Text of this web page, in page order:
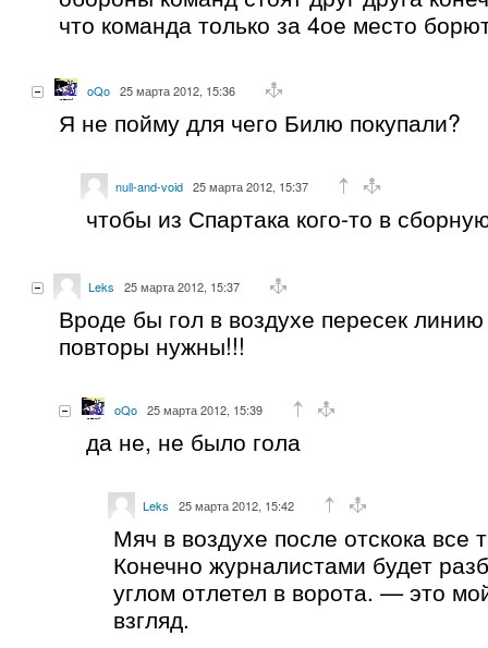
что команда только за 4ое место
oQo 25 марта 2012, 15:36
Я не пойму для чего Билю покупали?
null-and-void 25 марта 2012, 15:37
чтобы из Спартака кого-то в
Leks 25 марта 2012, 15:37
Вроде бы гол в воздухе пересек
повторы нужны!!!
oQo 25 марта 2012, 15:39
да не, не было гола
Leks 25 марта 2012, 15:42
Мяч в воздухе после отскока все
Конечно журналистами будет
углом отлетел в ворота. — это
взгляд.